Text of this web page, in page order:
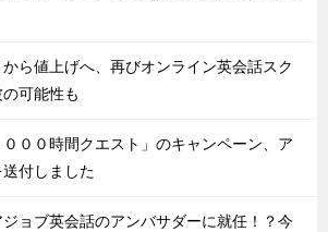
ら値上げへ、再びオンライン英会話スク
可能性も
０００時間クエスト」のキャンペーン、ア
付しました
ョブ英会話のアンバサダーに就任！？今